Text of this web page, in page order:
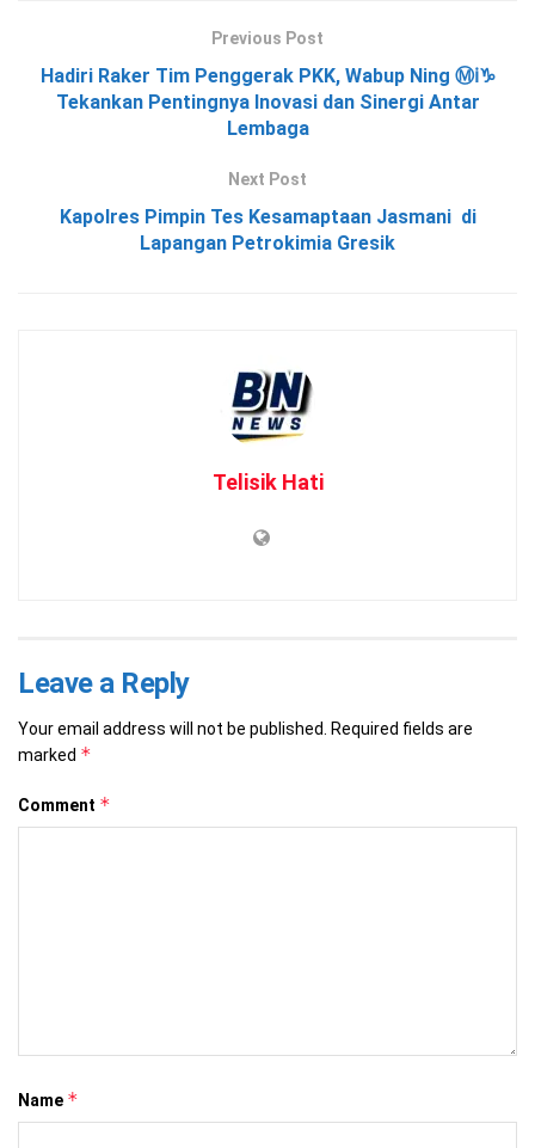
Previous Post
Hadiri Raker Tim Penggerak PKK, Wabup Ning Ⓜℹ♑
Tekankan Pentingnya Inovasi dan Sinergi Antar
Lembaga
Next Post
Kapolres Pimpin Tes Kesamaptaan Jasmani di
Lapangan Petrokimia Gresik
Telisik Hati
Leave a Reply
Your email address will not be published. Required fields are
marked *
Comment *
Name *